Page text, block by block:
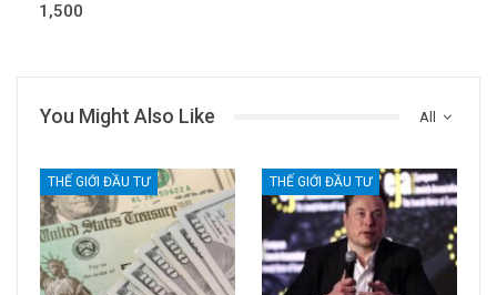
1,500
All
You Might Also Like
THẾ GIỚI ĐẦU TƯ THẾ GIỚI ĐẦU TƯ